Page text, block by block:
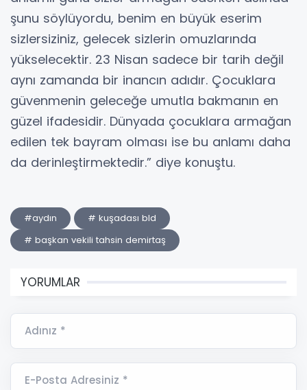
şunu söylüyordu, benim en büyük eserim
sizlersiziniz, gelecek sizlerin omuzlarında
yükselecektir. 23 Nisan sadece bir tarih değil
aynı zamanda bir inancın adıdır. Çocuklara
güvenmenin geleceğe umutla bakmanın en
güzel ifadesidir. Dünyada çocuklara armağan
edilen tek bayram olması ise bu anlamı daha
da derinleştirmektedir.” diye konuştu.
#aydın
# kuşadası bld
# başkan vekili tahsin demirtaş
YORUMLAR
Adınız *
E-Posta Adresiniz *